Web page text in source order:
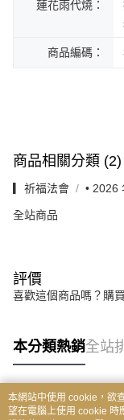
蓮花雨代燒：
商品編碼：
商品相關分類 (2)
▎祈福法會 • 2026
全站商品
評價
喜歡這個商品嗎？購
本分類熱銷全站
熱門標籤
本網站中使用 cookie，欲
望在電腦上使用 cookie 時